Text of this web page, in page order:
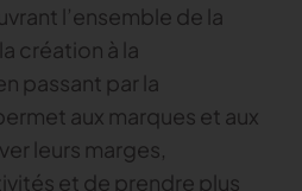
l’ensemble de la
création à la
passant par la
aux marques et aux
leurs marges,
et de prendre plus